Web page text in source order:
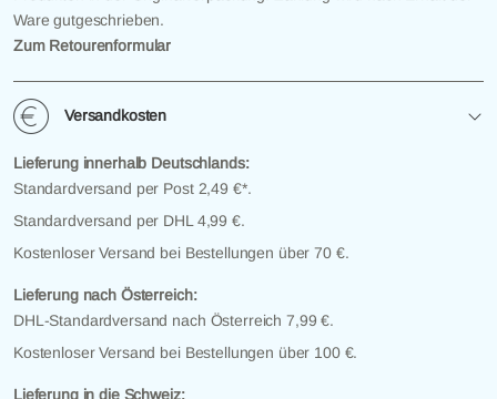
Ware gutgeschrieben.
Zum Retourenformular
Versandkosten
Lieferung innerhalb Deutschlands:
Standardversand per Post 2,49 €*.
Standardversand per DHL 4,99 €.
Kostenloser Versand bei Bestellungen über 70 €.
Lieferung nach Österreich:
DHL-Standardversand nach Österreich 7,99 €.
Kostenloser Versand bei Bestellungen über 100 €.
Lieferung in die Schweiz: